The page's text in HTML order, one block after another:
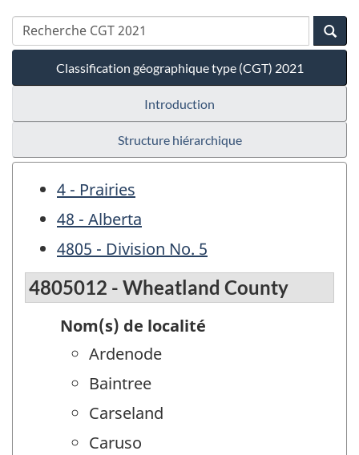
Classification géographique type (CGT) 2021
Introduction
Structure hiérarchique
4 - Prairies
48 - Alberta
4805 - Division No. 5
4805012 - Wheatland County
Nom(s) de localité
Ardenode
Baintree
Carseland
Caruso